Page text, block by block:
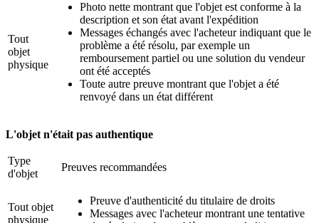
Tout
objet
physique
Photo nette montrant que l'objet est conforme à la
description et son état avant l'expédition
Messages échangés avec l'acheteur indiquant que le
problème a été résolu, par exemple un
remboursement partiel ou une solution du vendeur
ont été acceptés
Toute autre preuve montrant que l'objet a été
renvoyé dans un état différent
L'objet n'était pas authentique
Type
d'objet
Preuves recommandées
Tout objet
physique
Preuve d'authenticité du titulaire de droits
Messages avec l'acheteur montrant une tentative